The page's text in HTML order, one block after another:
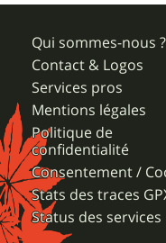
Qui sommes-nous ?
Contact & Logos
Services pros
Mentions légales
Politique de
confidentialité
Consentement /
Stats des traces
Status des services